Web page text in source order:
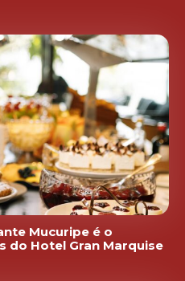
Mucuripe é o
do Hotel Gran Marquise